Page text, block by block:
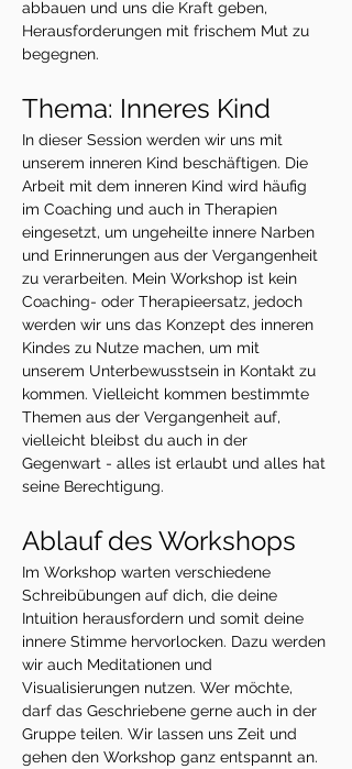
abbauen und uns die Kraft geben,
Herausforderungen mit frischem Mut zu
begegnen.
Thema: Inneres Kind
In dieser Session werden wir uns mit
unserem inneren Kind beschäftigen. Die
Arbeit mit dem inneren Kind wird häufig
im Coaching und auch in Therapien
eingesetzt, um ungeheilte innere Narben
und Erinnerungen aus der Vergangenheit
zu verarbeiten. Mein Workshop ist kein
Coaching- oder Therapieersatz, jedoch
werden wir uns das Konzept des inneren
Kindes zu Nutze machen, um mit
unserem Unterbewusstsein in Kontakt zu
kommen. Vielleicht kommen bestimmte
Themen aus der Vergangenheit auf,
vielleicht bleibst du auch in der
Gegenwart - alles ist erlaubt und alles hat
seine Berechtigung.
Ablauf des Workshops
Im Workshop warten verschiedene
Schreibübungen auf dich, die deine
Intuition herausfordern und somit deine
innere Stimme hervorlocken. Dazu werden
wir auch Meditationen und
Visualisierungen nutzen. Wer möchte,
darf das Geschriebene gerne auch in der
Gruppe teilen. Wir lassen uns Zeit und
gehen den Workshop ganz entspannt an.